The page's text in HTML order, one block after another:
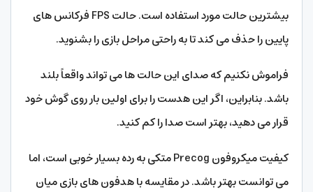
بیشترین حالت مورد استفاده است. حالت FPS فرکانس های
پایین را حذف می کند تا به راحتی مراحل بازی را بشنوید.
فراموش نکنیم که صدای این حالت ها می تواند واقعاً بلند
باشد. بنابراین، اگر این هدست را برای اولین بار روی گوش خود
قرار می دهید، بهتر است صدا را کم کنید.
کیفیت میکروفون Precog متکی به رده بسیار خوبی است، اما
می توانست بهتر باشد. در مقایسه با هدفون های بازی میان